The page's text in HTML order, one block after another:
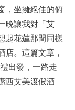
，坐擁絕佳的俯
晚讓我對「艾
起花蓮那間同樣
店。這篇文章，
出發，一路走
西艾美渡假酒